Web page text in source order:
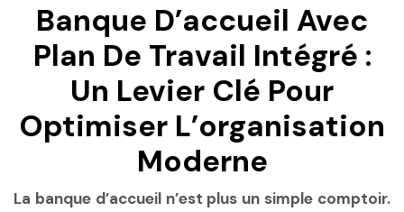
Banque D’accueil Avec
Plan De Travail Intégré :
Un Levier Clé Pour
Optimiser L’organisation
Moderne
La banque d’accueil n’est plus un simple comptoir.